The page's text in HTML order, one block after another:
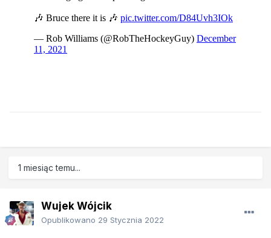
1 miesiąc temu...
Wujek Wójcik
Opublikowano 29 Stycznia 2022